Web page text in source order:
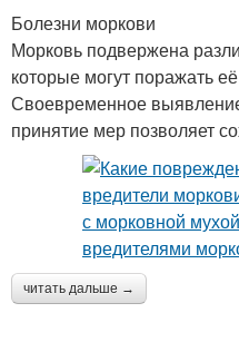
Болезни моркови
Морковь подвержена
которые могут поражать
Своевременное
принятие мер позволяет
читать дальше →